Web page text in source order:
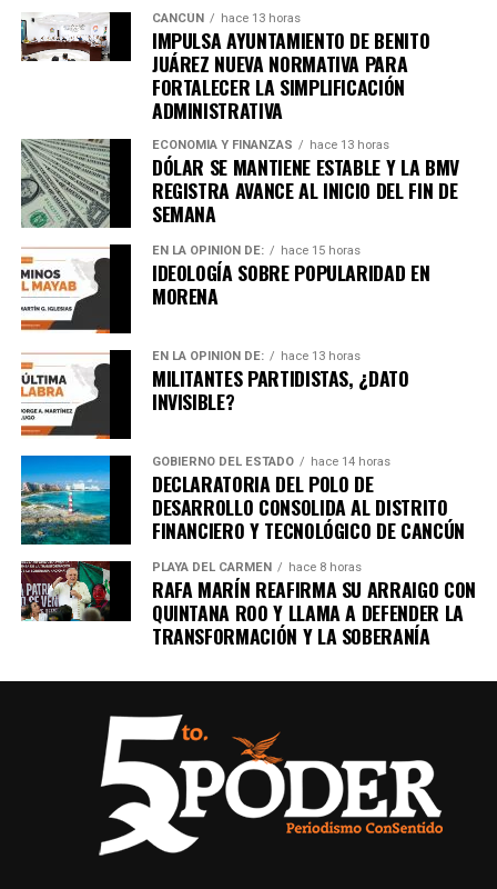
CANCÚN hace 13 horas
IMPULSA AYUNTAMIENTO DE BENITO
JUÁREZ NUEVA NORMATIVA PARA
FORTALECER LA SIMPLIFICACIÓN
ADMINISTRATIVA
ECONOMÍA Y FINANZAS hace 13 horas
DÓLAR SE MANTIENE ESTABLE Y LA BMV
REGISTRA AVANCE AL INICIO DEL FIN DE
SEMANA
EN LA OPINIÓN DE: hace 15 horas
IDEOLOGÍA SOBRE POPULARIDAD EN
MORENA
EN LA OPINIÓN DE: hace 13 horas
MILITANTES PARTIDISTAS, ¿DATO
INVISIBLE?
GOBIERNO DEL ESTADO hace 14 horas
DECLARATORIA DEL POLO DE
DESARROLLO CONSOLIDA AL DISTRITO
FINANCIERO Y TECNOLÓGICO DE CANCÚN
PLAYA DEL CARMEN hace 8 horas
RAFA MARÍN REAFIRMA SU ARRAIGO CON
QUINTANA ROO Y LLAMA A DEFENDER LA
TRANSFORMACIÓN Y LA SOBERANÍA